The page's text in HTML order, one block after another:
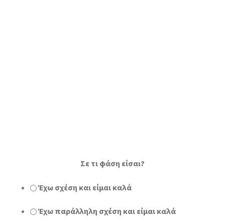
Σε τι φάση είσαι?
Έχω σχέση και είμαι καλά
Έχω παράλληλη σχέση και είμαι καλά